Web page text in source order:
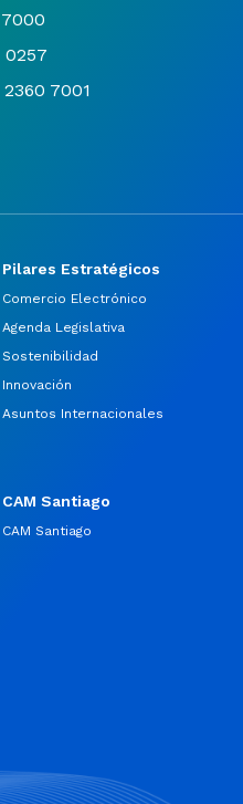
0257
7001
Pilares Estratégicos
Comercio Electrónico
Agenda Legislativa
Sostenibilidad
Innovación
Asuntos Internacionales
CAM Santiago
CAM Santiago